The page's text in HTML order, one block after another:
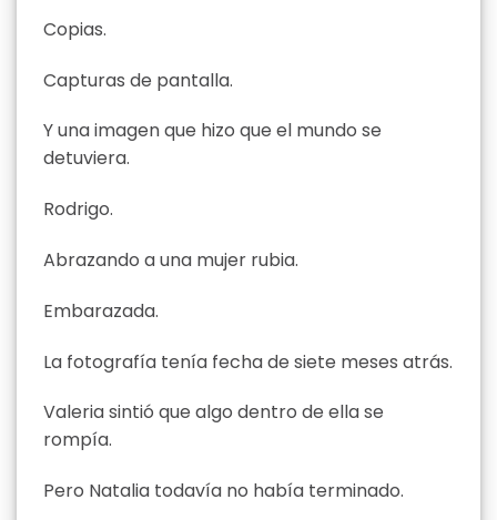
Copias.
Capturas de pantalla.
Y una imagen que hizo que el mundo se
detuviera.
Rodrigo.
Abrazando a una mujer rubia.
Embarazada.
La fotografía tenía fecha de siete meses atrás.
Valeria sintió que algo dentro de ella se
rompía.
Pero Natalia todavía no había terminado.